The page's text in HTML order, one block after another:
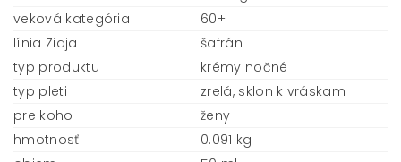
veková kategória
60+
línia Ziaja
šafrán
typ produktu
krémy nočné
typ pleti
zrelá, sklon k vráskam
pre koho
ženy
hmotnosť
0.091 kg